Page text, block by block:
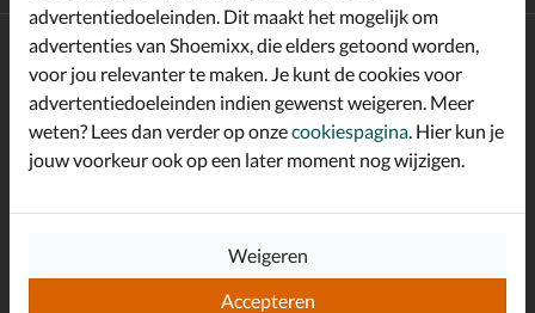
Altijd op de hoogte zijn?
Schrijf je in voor de Shoemixx nieuwsbrief en ontvang €10,-
welkomstkorting!
Inschrijven
advertentiedoeleinden. Dit maakt het mogelijk om
advertenties van Shoemixx, die elders getoond worden,
voor jou relevanter te maken. Je kunt de cookies voor
advertentiedoeleinden indien gewenst weigeren. Meer
weten? Lees dan verder op onzecookiespagina. Hier kun je
jouw voorkeur ook op een later moment nog wijzigen.
Accepteren
Weigeren